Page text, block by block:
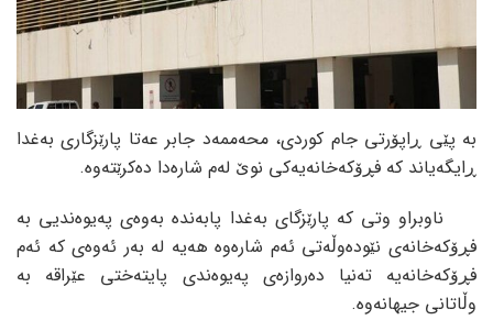
بە پێی ڕاپۆرتی جام کوردی، محەممەد جابر عەتا پارێزگاری بەغدا
ڕایگەیاند کە فڕۆکەخانەیەکی نوێ لەم شارەدا دەکرێتەوە.
ناوبراو وتی کە پارێزگای بەغدا پابەندە بەوەی پەیوەندیی بە
فڕۆکەخانەی نێودەوڵەتی ئەم شارەوە هەیە لە بەر ئەوەی کە ئەم
فڕۆکەخانەیە تەنیا دەروازەی پەیوەندی پایتەختی عێراقە بە
وڵاتانی جیهانەوە.